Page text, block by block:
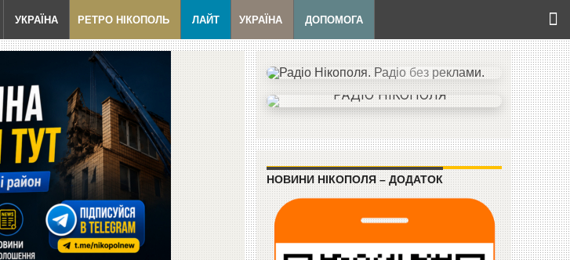
УКРАЇНА РЕТРО НІКОПОЛЬ ЛАЙТ УКРАЇНА ДОПОМОГА
НОВИНИ НІКОПОЛЯ – ДОДАТОК